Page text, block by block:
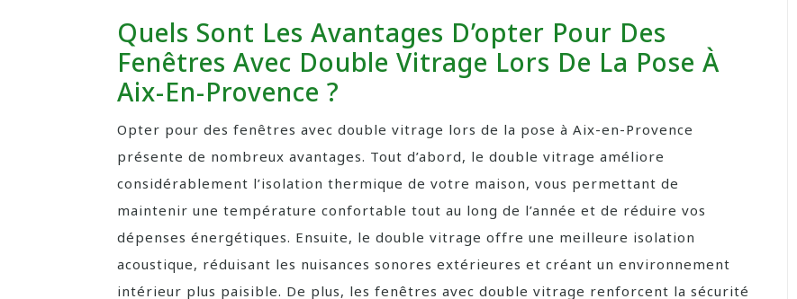
Quels Sont Les Avantages D’opter Pour Des
Fenêtres Avec Double Vitrage Lors De La Pose À
Aix-En-Provence ?
Opter pour des fenêtres avec double vitrage lors de la pose à Aix-en-Provence
présente de nombreux avantages. Tout d’abord, le double vitrage améliore
considérablement l’isolation thermique de votre maison, vous permettant de
maintenir une température confortable tout au long de l’année et de réduire vos
dépenses énergétiques. Ensuite, le double vitrage offre une meilleure isolation
acoustique, réduisant les nuisances sonores extérieures et créant un environnement
intérieur plus paisible. De plus, les fenêtres avec double vitrage renforcent la sécurité